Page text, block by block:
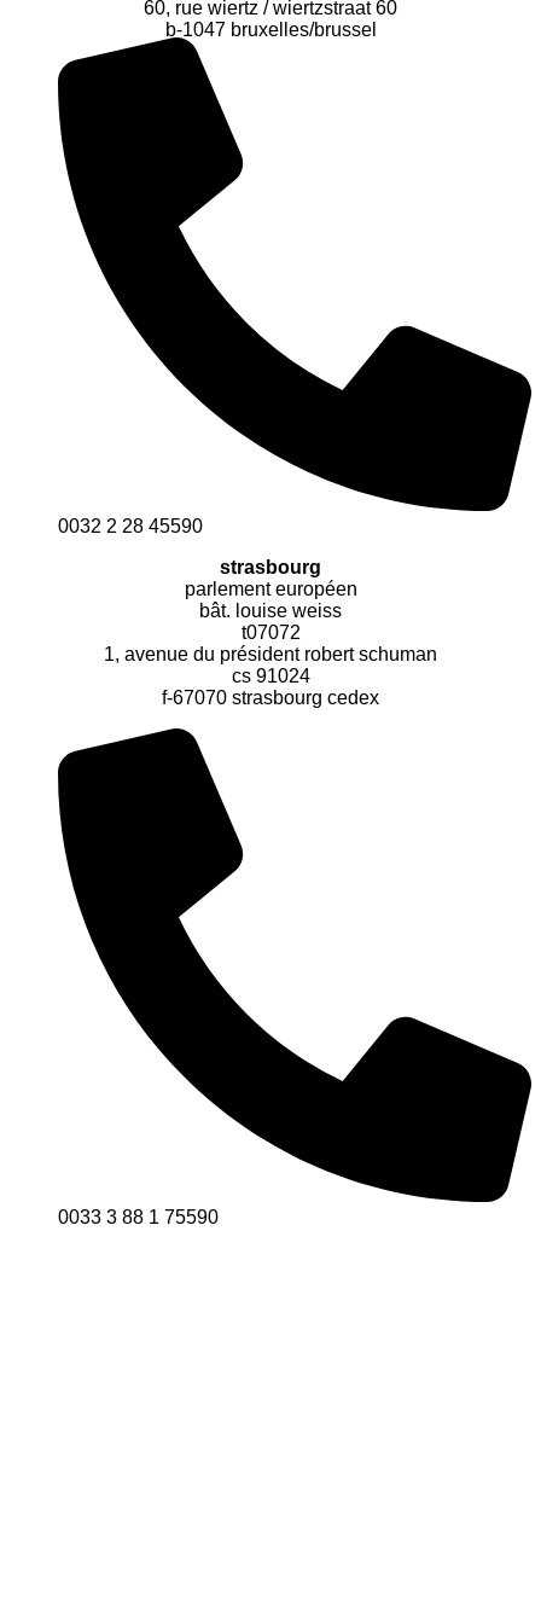
60, rue wiertz / wiertzstraat 60
b-1047 bruxelles/brussel
0032 2 28 45590
strasbourg
parlement européen
bât. louise weiss
t07072
1, avenue du président robert schuman
cs 91024
f-67070 strasbourg cedex
0033 3 88 1 75590